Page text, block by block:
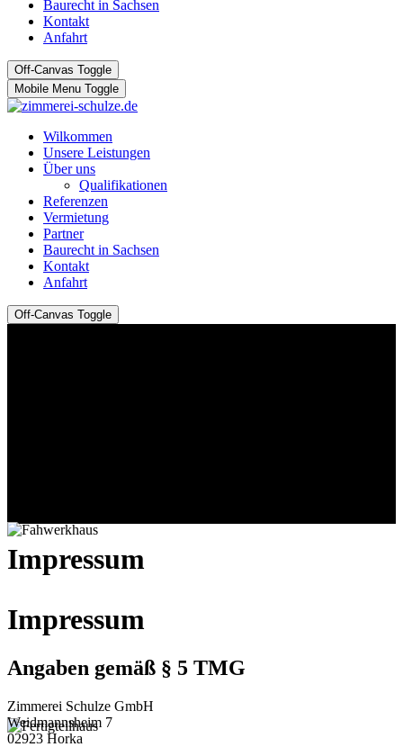
Baurecht in Sachsen
Kontakt
Anfahrt
Off-Canvas Toggle
Mobile Menu Toggle
Wilkommen
Unsere Leistungen
Über uns
Qualifikationen
Referenzen
Vermietung
Partner
Baurecht in Sachsen
Kontakt
Anfahrt
Off-Canvas Toggle
Impressum
Impressum
Angaben gemäß § 5 TMG
Zimmerei Schulze GmbH
Weidmannsheim 7
02923 Horka